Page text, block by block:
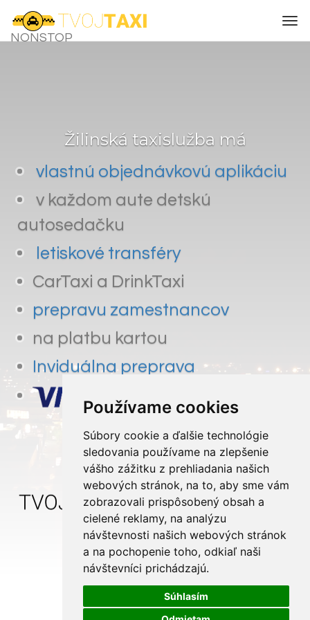
Používame cookies
Súbory cookie a ďalšie technológie
sledovania používame na zlepšenie
vášho zážitku z prehliadania našich
webových stránok, na to, aby sme vám
zobrazovali prispôsobený obsah a
cielené reklamy, na analýzu
návštevnosti našich webových stránok
a na pochopenie toho, odkiaľ naši
návštevníci prichádzajú.
Súhlasím
NONSTOP
Žilinská taxislužba má
vlastnú objednávkovú aplikáciu
v každom aute detskú
autosedačku
letiskové transféry
CarTaxi a DrinkTaxi
prepravu zamestnancov
na platbu kartou
Inviduálna preprava
0911 427 427
Preprava na mieru